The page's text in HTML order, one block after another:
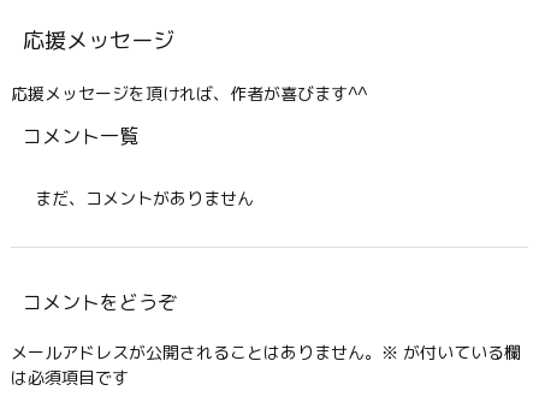
応援メッセージ
応援メッセージを頂ければ、作者が喜びます^^
コメント一覧
まだ、コメントがありません
コメントをどうぞ
メールアドレスが公開されることはありません。 ※ が付いている欄
は必須項目です